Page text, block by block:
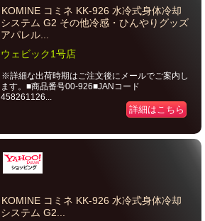
KOMINE コミネ KK-926 水冷式身体冷却
システム G2 その他冷感・ひんやりグッズ
アパレル...
ウェビック1号店
※詳細な出荷時期はご注文後にメールでご案内し
ます。■商品番号00-926■JANコード
458261126...
詳細はこちら
KOMINE コミネ KK-926 水冷式身体冷却
システム G2...